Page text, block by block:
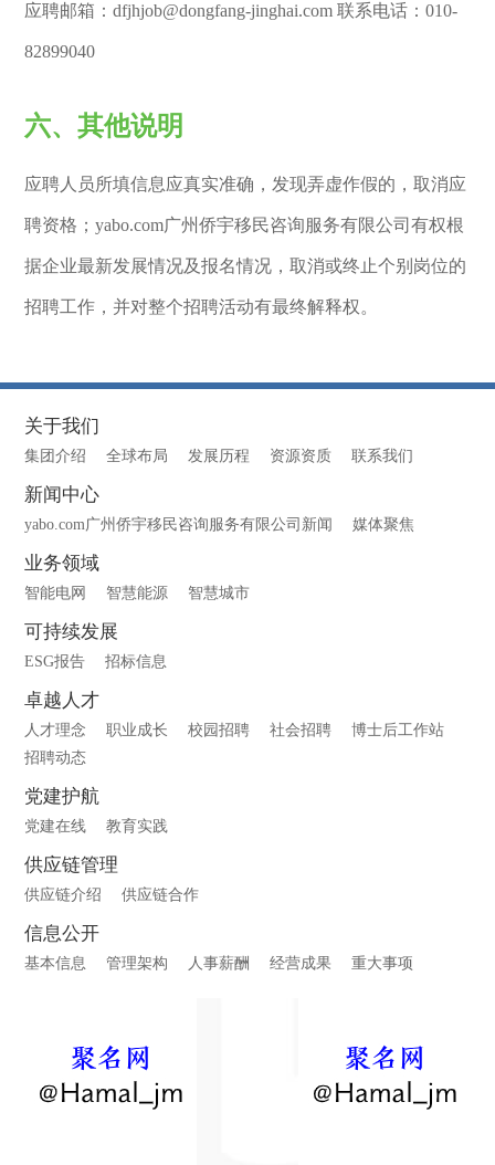
应聘邮箱：dfjhjob@dongfang-jinghai.com 联系电话：010-
82899040
六、其他说明
应聘人员所填信息应真实准确，发现弄虚作假的，取消应
聘资格；yabo.com广州侨宇移民咨询服务有限公司有权根
据企业最新发展情况及报名情况，取消或终止个别岗位的
招聘工作，并对整个招聘活动有最终解释权。
关于我们
集团介绍 全球布局 发展历程 资源资质 联系我们
新闻中心
yabo.com广州侨宇移民咨询服务有限公司新闻 媒体聚焦
业务领域
智能电网 智慧能源 智慧城市
可持续发展
ESG报告 招标信息
卓越人才
人才理念 职业成长 校园招聘 社会招聘
博士后工作站
招聘动态
党建护航
党建在线 教育实践
供应链管理
供应链介绍 供应链合作
信息公开
基本信息 管理架构 人事薪酬 经营成果 重大事项